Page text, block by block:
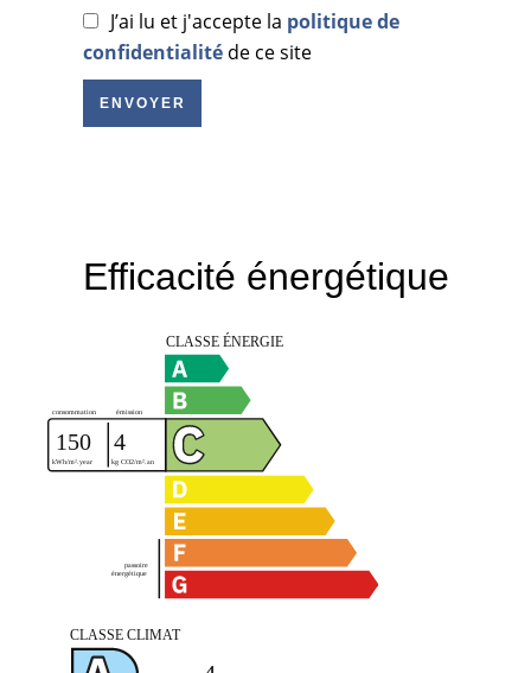
J’ai lu et j'accepte la politique de
confidentialité de ce site
ENVOYER
Efficacité énergétique